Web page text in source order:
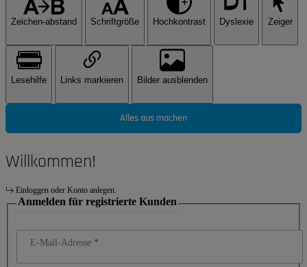
Zeichen-abstand Schriftgröße Hochkontrast Dyslexie Zeiger
Lesehilfe Links markieren Bilder ausblenden
Alles aus machen
Willkommen!
Einloggen oder Konto anlegen.
Anmelden für registrierte Kunden
E-Mail-Adresse